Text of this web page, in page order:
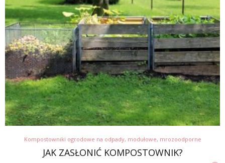
Kompostowniki ogrodowe na odpady, modułowe, mrozoodporne
JAK ZASŁONIĆ KOMPOSTOWNIK?